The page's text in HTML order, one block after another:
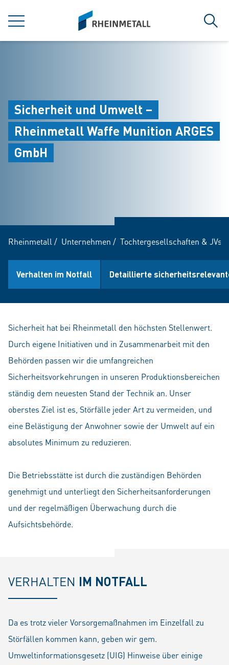
MENÜ
siteLogo
Sicherheit und Umwelt –
Rheinmetall Waffe Munition ARGES
GmbH
Rheinmetall / Unternehmen / Tochtergesellschaften & JVs
Verhalten im Notfall Detaillierte
Sicherheit hat bei Rheinmetall den höchsten Stellenwert.
Durch eigene Initiativen und in Zusammenarbeit mit den
Behörden passen wir die umfangreichen
Sicherheitsvorkehrungen in unseren Produktionsbereichen
ständig dem neuesten Stand der Technik an. Unser
oberstes Ziel ist es, Störfälle jeder Art zu vermeiden, und
eine Belästigung der Anwohner sowie der Umwelt auf ein
absolutes Minimum zu reduzieren.
Die Betriebsstätte ist durch die zuständigen Behörden
genehmigt und unterliegt den Sicherheitsanforderungen
und der regelmäßigen Überwachung durch die
Aufsichtsbehörde.
VERHALTEN IM NOTFALL
Da es trotz vieler Vorsorgemaßnahmen im Einzelfall zu
Störfällen kommen kann, geben wir gem.
Umweltinformationsgesetz (UIG) Hinweise über einige